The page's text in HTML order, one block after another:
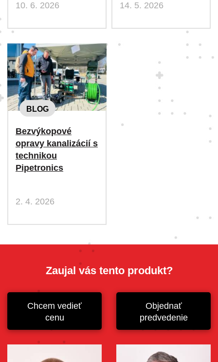
10. 6. 2026 14. 5. 2026
BLOG
Bezvýkopové
opravy kanalizácií s
technikou
Pipetronics
2. 4. 2026
Zaujal vás tento produkt?
Chcem vedieť
cenu
Objednať
predvedenie